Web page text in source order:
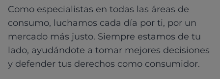
Como especialistas en todas las áreas de
consumo, luchamos cada día por ti, por un
mercado más justo. Siempre estamos de tu
lado, ayudándote a tomar mejores decisiones
y defender tus derechos como consumidor.